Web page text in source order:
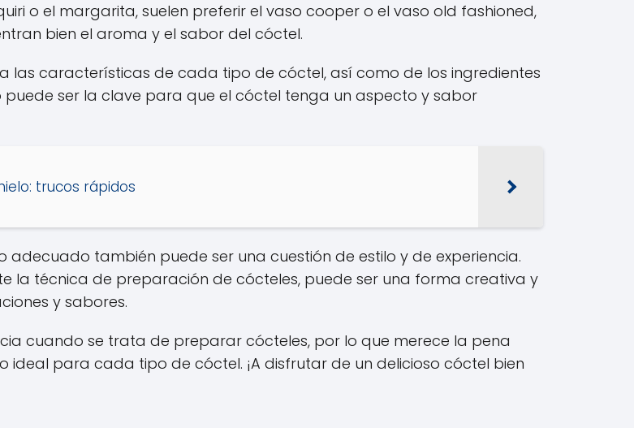
o el margarita, suelen preferir el vaso cooper o el vaso old fashioned,
bien el aroma y el sabor del cóctel.
las características de cada tipo de cóctel, así como de los ingredientes
ser la clave para que el cóctel tenga un aspecto y sabor
trucos rápidos
adecuado también puede ser una cuestión de estilo y de experiencia.
la técnica de preparación de cócteles, puede ser una forma creativa y
y sabores.
cuando se trata de preparar cócteles, por lo que merece la pena
para cada tipo de cóctel. ¡A disfrutar de un delicioso cóctel bien